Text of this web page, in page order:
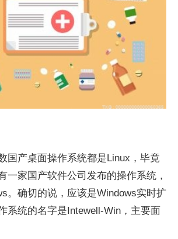
国产桌面操作系统都是Linux，毕竟
一家国产软件公司发布的操作系统，
。确切的说，应该是Windows实时扩
系统的名字是Intewell-Win，主要面